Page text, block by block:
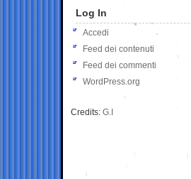
Log In
Accedi
Feed dei contenuti
Feed dei commenti
WordPress.org
Credits: G.I